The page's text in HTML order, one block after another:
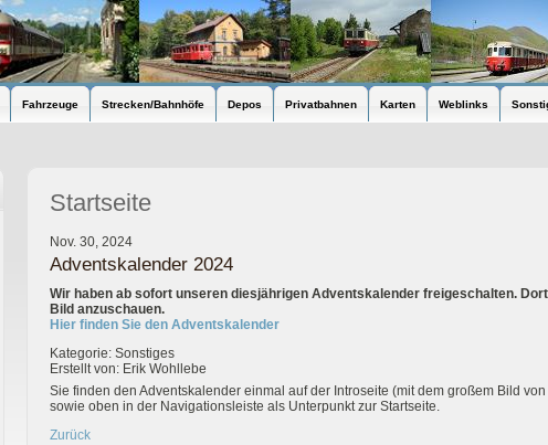
Fahrzeuge Strecken/Bahnhöfe Depos Privatbahnen Karten Weblinks
Startseite
Nov. 30, 2024
Adventskalender 2024
Wir haben ab sofort unseren diesjährigen Adventskalender freigeschalten. Dort
Bild anzuschauen.
Hier finden Sie den Adventskalender
Kategorie: Sonstiges
Erstellt von: Erik Wohllebe
Sie finden den Adventskalender einmal auf der Introseite (mit dem großem Bild
sowie oben in der Navigationsleiste als Unterpunkt zur Startseite.
Zurück